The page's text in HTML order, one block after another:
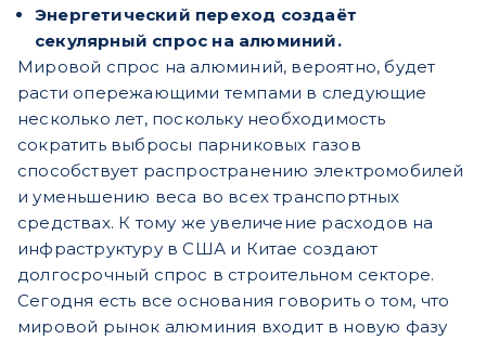
Энергетический переход создаёт
секулярный спрос на алюминий.
Мировой спрос на алюминий, вероятно, будет
расти опережающими темпами в следующие
несколько лет, поскольку необходимость
сократить выбросы парниковых газов
способствует распространению электромобилей
и уменьшению веса во всех транспортных
средствах. К тому же увеличение расходов на
инфраструктуру в США и Китае создают
долгосрочный спрос в строительном секторе.
Сегодня есть все основания говорить о том, что
мировой рынок алюминия входит в новую фазу